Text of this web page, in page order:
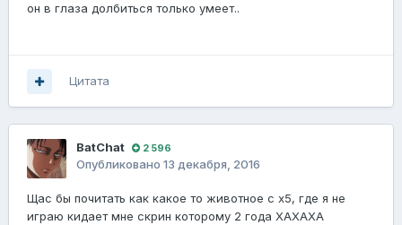
он в глаза долбиться только умеет..
Цитата
BatChat 2 596
Опубликовано 13 декабря, 2016
Щас бы почитать как какое то животное с х5, где я не
играю кидает мне скрин которому 2 года ХАХАХА